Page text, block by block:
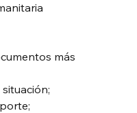
más